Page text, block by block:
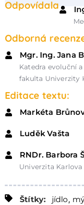
Odpovídala
Odborná
Mgr. Ing. Jana
Katedra evoluční
fakulta Univerzity
Editace textu:
Markéta
Luděk Vašta
RNDr. Barbora
Univerzita Karlova
Štítky: jídlo,